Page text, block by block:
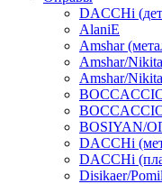
DACCHi
AlaniE
Amshar
Amshar/
Amshar/
DACCHi
DACCHi
Disikaer/